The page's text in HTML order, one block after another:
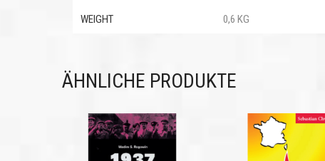
WEIGHT 0,6 KG
ÄHNLICHE PRODUKTE